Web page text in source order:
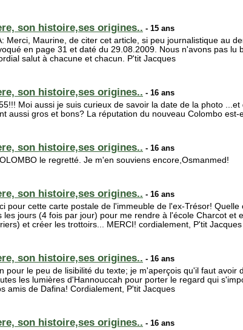
son histoire,ses origines.. - 15 ans
Merci, Maurine, de citer cet article, si peu journalistique au
en page 31 et daté du 29.08.2009. Nous n'avons pas lu
salut à chacune et chacun. P'tit Jacques
son histoire,ses origines.. - 16 ans
Moi aussi je suis curieux de savoir la date de la photo
aussi gros et bons? La réputation du nouveau Colombo
son histoire,ses origines.. - 16 ans
le regretté. Je m'en souviens encore,Osmanmed!
son histoire,ses origines.. - 16 ans
pour cette carte postale de l'immeuble de l'ex-Trésor!
les jours (4 fois par jour) pour me rendre à l'école Charcot et
et créer les trottoirs... MERCI! cordialement, P'tit Jacques
son histoire,ses origines.. - 16 ans
pour le peu de lisibilité du texte; je m'aperçois qu'il faut avoir
les lumières d'Hannouccah pour porter le regard qui
amis de Dafina! Cordialement, P'tit Jacques
son histoire,ses origines.. - 16 ans